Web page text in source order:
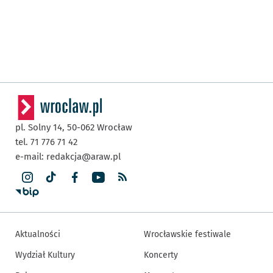
pl. Solny 14, 50-062 Wrocław
tel. 71 776 71 42
e-mail: redakcja@araw.pl
Aktualności
Wydział Kultury
Wrocławskie festiwale
Koncerty